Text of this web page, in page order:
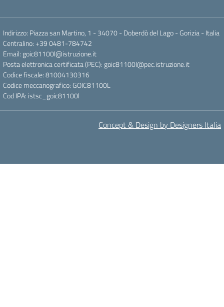
Indirizzo: Piazza san Martino, 1 - 34070 - Doberdò del Lago - Gorizia - Italia
Centralino: +39 0481-784742
Email: goic81100l@istruzione.it
Posta elettronica certificata (PEC): goic81100l@pec.istruzione.it
Codice fiscale: 81004130316
Codice meccanografico: GOIC81100L
Cod IPA: istsc_goic81100l
Concept & Design by Designers Italia